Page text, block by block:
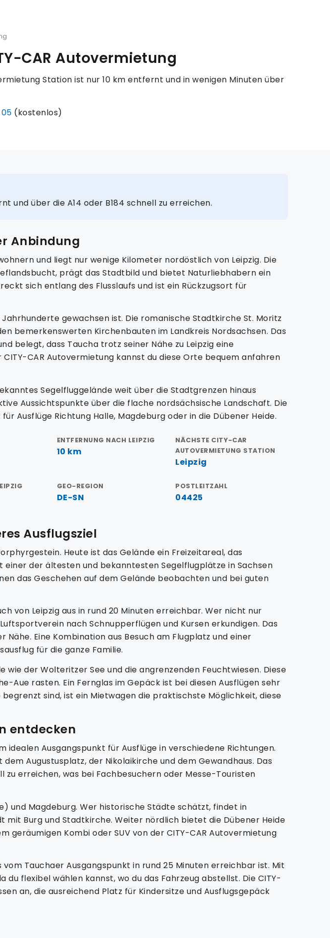
CAR Autovermietung
Station ist nur 10 km entfernt und in wenigen Minuten über
(kostenlos)
und über die A14 oder B184 schnell zu erreichen.
Anbindung
und liegt nur wenige Kilometer nordöstlich von Leipzig. Die
prägt das Stadtbild und bietet Naturliebhabern ein
sich entlang des Flusslaufs und ist ein Rückzugsort für
gewachsen ist. Die romanische Stadtkirche St. Moritz
bemerkenswerten Kirchenbauten im Landkreis Nordsachsen. Das
belegt, dass Taucha trotz seiner Nähe zu Leipzig eine
CAR Autovermietung kannst du diese Orte bequem anfahren
Segelfluggelände weit über die Stadtgrenzen hinaus
Aussichtspunkte über die flache nordsächsische Landschaft. Die
Ausflüge Richtung Halle, Magdeburg oder in die Dübener Heide.
ENTFERNUNG NACH LEIPZIG
10 km
NÄCHSTE CITY-CAR
AUTOVERMIETUNG STATION
Leipzig
GEO-REGION
DE-SN
POSTLEITZAHL
04425
Ausflugsziel
Heute ist das Gelände ein Freizeitareal, das
der ältesten und bekanntesten Segelflugplätze in Sachsen
das Geschehen auf dem Gelände beobachten und bei guten
von Leipzig aus in rund 20 Minuten erreichbar. Wer nicht nur
nach Schnupperflügen und Kursen erkundigen. Das
Eine Kombination aus Besuch am Flugplatz und einer
für die ganze Familie.
der Wolteritzer See und die angrenzenden Feuchtwiesen. Diese
Aue rasten. Ein Fernglas im Gepäck ist bei diesen Ausflügen sehr
sind, ist ein Mietwagen die praktischste Möglichkeit, diese
entdecken
idealen Ausgangspunkt für Ausflüge in verschiedene Richtungen.
Augustusplatz, der Nikolaikirche und dem Gewandhaus. Das
zu erreichen, was bei Fachbesuchern oder Messe-Touristen
und Magdeburg. Wer historische Städte schätzt, findet in
mit Burg und Stadtkirche. Weiter nördlich bietet die Dübener Heide
geräumigen Kombi oder SUV von der CITY-CAR Autovermietung
Tauchaer Ausgangspunkt in rund 25 Minuten erreichbar ist. Mit
flexibel wählen kannst, wo du das Fahrzeug abstellst. Die CITY-
an, die ausreichend Platz für Kindersitze und Ausflugsgepäck